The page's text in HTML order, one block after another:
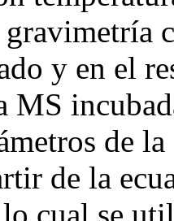
y en el
de
de la
cual se